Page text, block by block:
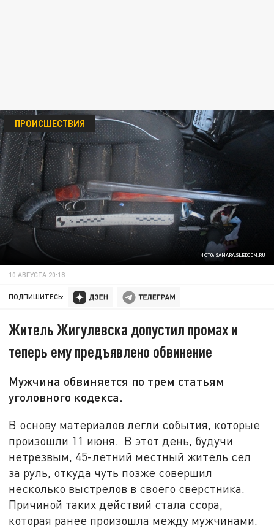
ФОТО: SAMARA.SLEDCOM.RU
ПРОИСШЕСТВИЯ
10 АВГУСТА 20:18
ПОДПИШИТЕСЬ:
Житель Жигулевска допустил промах и
теперь ему предъявлено обвинение
Мужчина обвиняется по трем статьям
уголовного кодекса.
В основу материалов легли события, которые
произошли 11 июня. В этот день, будучи
нетрезвым, 45-летний местный житель сел
за руль, откуда чуть позже совершил
несколько выстрелов в своего сверстника.
Причиной таких действий стала ссора,
которая ранее произошла между мужчинами.